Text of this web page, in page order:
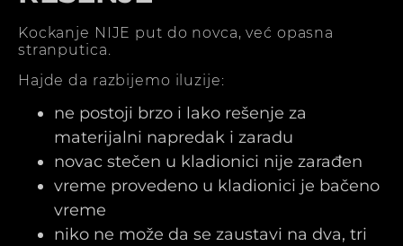
Kockanje NIJE put do novca, već opasna
stranputica.
Hajde da razbijemo iluzije:
ne postoji brzo i lako rešenje za
materijalni napredak i zaradu
novac stečen u kladionici nije zarađen
vreme provedeno u kladionici je bačeno
vreme
niko ne može da se zaustavi na dva, tri